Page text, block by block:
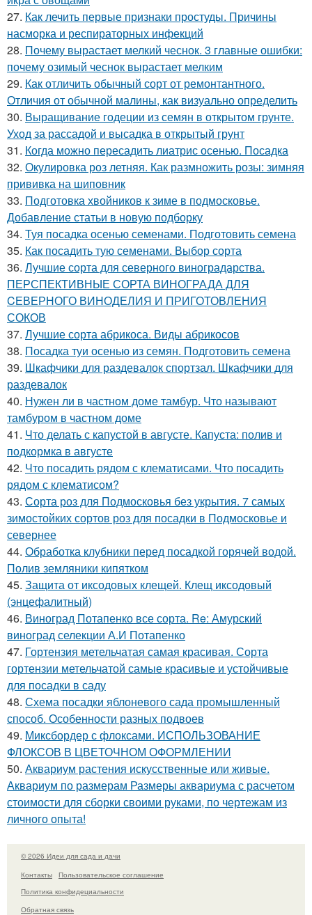
27. Как лечить первые признаки простуды. Причины
насморка и респираторных инфекций
28. Почему вырастает мелкий чеснок. 3 главные ошибки:
почему озимый чеснок вырастает мелким
29. Как отличить обычный сорт от ремонтантного.
Отличия от обычной малины, как визуально определить
30. Выращивание годеции из семян в открытом грунте.
Уход за рассадой и высадка в открытый грунт
31. Когда можно пересадить лиатрис осенью. Посадка
32. Окулировка роз летняя. Как размножить розы: зимняя
прививка на шиповник
33. Подготовка хвойников к зиме в подмосковье.
Добавление статьи в новую подборку
34. Туя посадка осенью семенами. Подготовить семена
35. Как посадить тую семенами. Выбор сорта
36. Лучшие сорта для северного виноградарства.
ПЕРСПЕКТИВНЫЕ СОРТА ВИНОГРАДА ДЛЯ
CЕВЕРНОГО ВИНОДЕЛИЯ И ПРИГОТОВЛЕНИЯ
СОКОВ
37. Лучшие сорта абрикоса. Виды абрикосов
38. Посадка туи осенью из семян. Подготовить семена
39. Шкафчики для раздевалок спортзал. Шкафчики для
раздевалок
40. Нужен ли в частном доме тамбур. Что называют
тамбуром в частном доме
41. Что делать с капустой в августе. Капуста: полив и
подкормка в августе
42. Что посадить рядом с клематисами. Что посадить
рядом с клематисом?
43. Сорта роз для Подмосковья без укрытия. 7 самых
зимостойких сортов роз для посадки в Подмосковье и
севернее
44. Обработка клубники перед посадкой горячей водой.
Полив земляники кипятком
45. Защита от иксодовых клещей. Клещ иксодовый
(энцефалитный)
46. Виноград Потапенко все сорта. Re: Амурский
виноград селекции А.И Потапенко
47. Гортензия метельчатая самая красивая. Сорта
гортензии метельчатой самые красивые и устойчивые
для посадки в саду
48. Схема посадки яблоневого сада промышленный
способ. Особенности разных подвоев
49. Миксбордер с флоксами. ИСПОЛЬЗОВАНИЕ
ФЛОКСОВ В ЦВЕТОЧНОМ ОФОРМЛЕНИИ
50. Аквариум растения искусственные или живые.
Аквариум по размерам Размеры аквариума с расчетом
стоимости для сборки своими руками, по чертежам из
личного опыта!
© 2026 Идеи для сада и дачи
Контакты
Пользовательское соглашение
Политика конфидециальности
Обратная связь